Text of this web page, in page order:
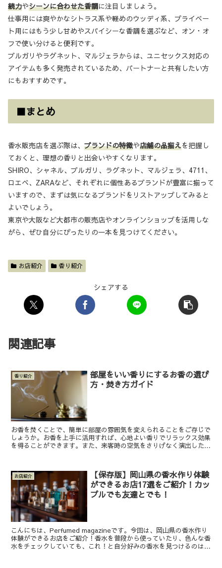
続力やシーンに合わせた香調に注目しましょう。
仕事用には爽やかなシトラス系や軽めのウッディ系、プライベー
ト用にはもう少し甘めやスパイシーな香調を選ぶなど、オン・オ
フで使い分けると便利です。
ブルガリやラグネット、マルジェラからは、ユニセックス対応の
アイテムも多く発売されているため、パートナーと共有したい方
にもおすすめです。
■まとめ
香水販売店を選ぶ際は、 ブランドの特徴や店舗の品揃えを把握し
ておくと、理想の香りと出会いやすくなります。
SHIRO、シャネル、ブルガリ、ラグネット、マルジェラ、4711、
ロエベ、ZARAなど、それぞれに個性あるブランドが豊富に揃って
いますので、まずは気になるブランドをリストアップしてみると
よいでしょう。
東京や大阪など大都市の販売店やオンラインショップを活用しな
がら、ぜひ自分にぴったりの一本を見つけてください。
お店紹介 香り紹介
シェアする
関連記事
香り紹介
部屋をいい香りにするお香の選び
方・焚き方ガイド
お香を焚くことで、簡単に部屋の雰囲気を変えられることをご存じで
しょうか。お香を上手に活用すれば、心地よい香りでリラックス効果
を得ることができます。また、来客時の空気をさりげなく演出したい
お店紹介
【保存版】岡山県の香水作り体験
ができるお店17選をご紹介！カッ
プルでも友達とでも！
こんにちは、Perfumed magazineです。今回は、岡山県の香水作り
体験ができるお店をご紹介！香水を普段から使っていたり、色んな香
水をチェックしていても、これ！と自分好みの香水を見つけるのは難